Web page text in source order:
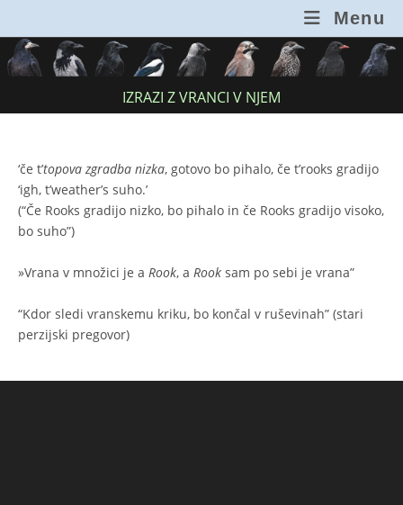
content
Menu
IZRAZI Z VRANCI V NJEM
‘če t’topova zgradba nizka, gotovo bo pihalo, če t’rooks gradijo
‘igh, t’weather’s suho.’
(“Če Rooks gradijo nizko, bo pihalo in če Rooks gradijo visoko,
bo suho”)
»Vrana v množici je a Rook, a Rook sam po sebi je vrana”
“Kdor sledi vranskemu kriku, bo končal v ruševinah” (stari
perzijski pregovor)